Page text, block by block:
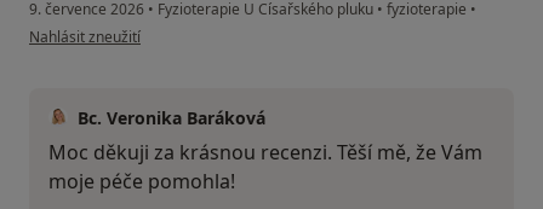
9. července 2026 • Fyzioterapie U Císařského pluku • fyzioterapie •
podle názoru uživatele Monika
Nahlásit zneužití
Bc. Veronika Baráková
Moc děkuji za krásnou recenzi. Těší mě, že Vám
moje péče pomohla!